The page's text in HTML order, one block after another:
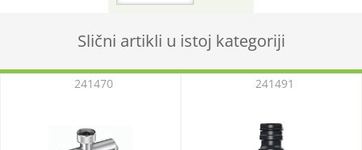
Slični artikli u istoj kategoriji
241470 241491